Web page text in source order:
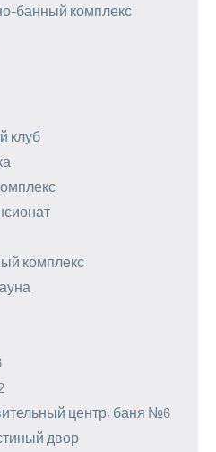
банный комплекс
клуб
комплекс
центр, баня №6
двор